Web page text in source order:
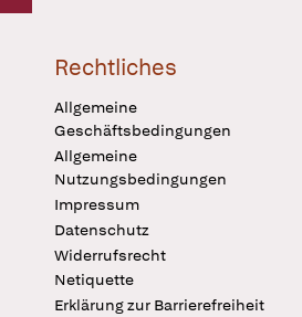
Rechtliches
Allgemeine
Geschäftsbedingungen
Allgemeine
Nutzungsbedingungen
Impressum
Datenschutz
Widerrufsrecht
Netiquette
Erklärung zur Barrierefreiheit